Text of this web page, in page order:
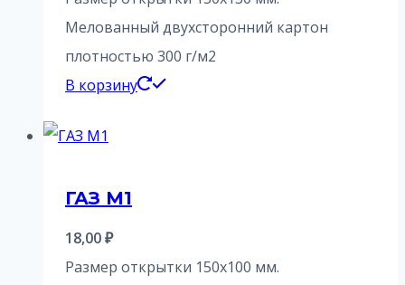
Мелованный двухсторонний картон
плотностью 300 г/м2
В корзину
ГАЗ М1
18,00₽
Размер открытки 150х100 мм.